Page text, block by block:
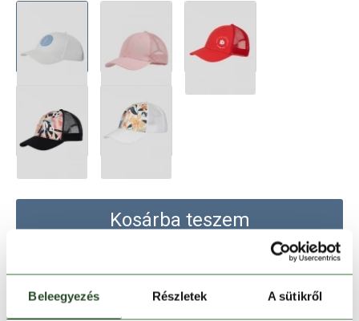
Beleegyezés Részletek A sütikről
Kosárba teszem
Melyik üzletben elérhető|Foglalás